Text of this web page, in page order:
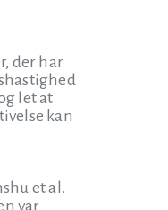
der har
let at
kan
et al.
var